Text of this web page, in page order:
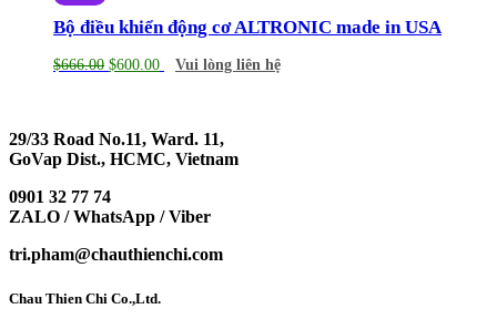
Bộ điều khiển động cơ ALTRONIC made in USA
$666.00 $600.00 Vui lòng liên hệ
29/33 Road No.11, Ward. 11,
GoVap Dist., HCMC, Vietnam
0901 32 77 74
ZALO / WhatsApp / Viber
tri.pham@chauthienchi.com
Chau Thien Chi Co.,Ltd.